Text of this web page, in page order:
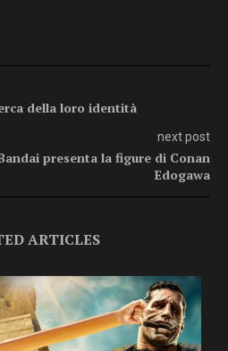
della loro identità
next post
presenta la figure di Conan
Edogawa
ARTICLES